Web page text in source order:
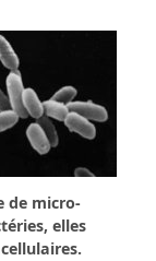
de micro-
elles